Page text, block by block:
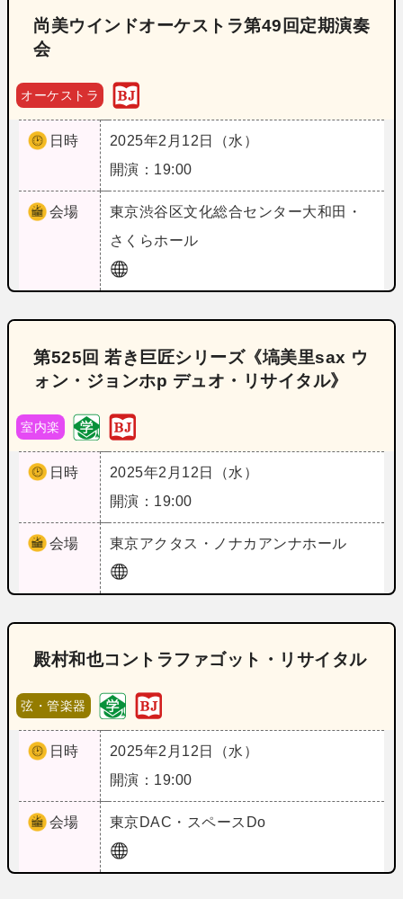
尚美ウインドオーケストラ第49回定期演奏
会
オーケストラ
日時
2025年2月12日（水）
開演：19:00
会場 東京渋谷区文化総合センター大和田・
さくらホール
第525回 若き巨匠シリーズ《塙美里sax ウ
ォン・ジョンホp デュオ・リサイタル》
室内楽
日時
2025年2月12日（水）
開演：19:00
会場 東京アクタス・ノナカアンナホール
殿村和也コントラファゴット・リサイタル
弦・管楽器
日時
2025年2月12日（水）
開演：19:00
会場 東京DAC・スペースDo